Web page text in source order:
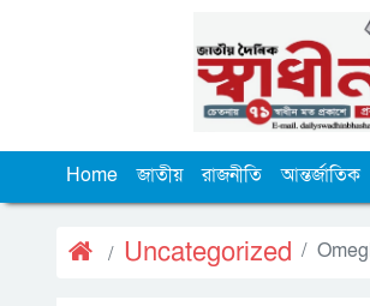
Home জাতীয় রাজনীতি আন্তর্জাতিক
Uncategorized